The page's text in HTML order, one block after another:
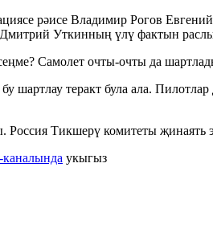
рәисе Владимир Рогов
Уткинның үлү фактын
Самолет очты-очты да
шартлау теракт була ала.
Россия Тикшерү комитеты җинаять
укыгыз